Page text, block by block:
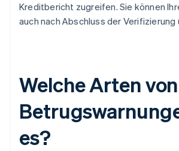
Kreditbericht zugreifen. Sie können
auch nach Abschluss der
Welche Arten von
es?